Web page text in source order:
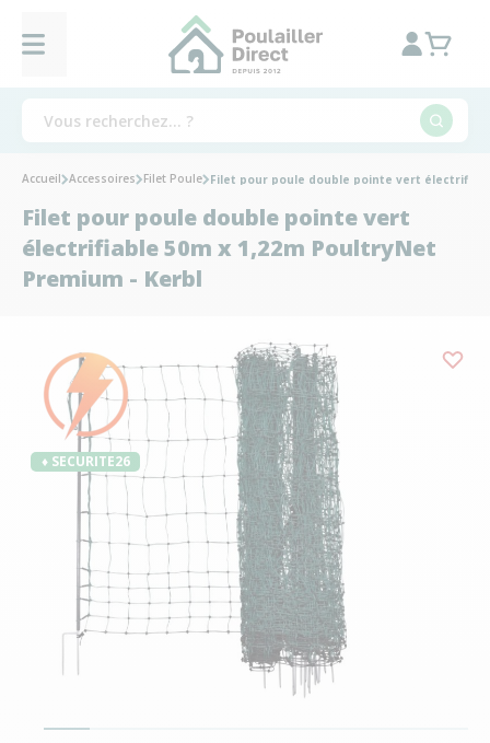
Accueil Accessoires Filet Poule Filet pour poule double pointe vert
Filet pour poule double pointe vert
électrifiable 50m x 1,22m PoultryNet
Premium - Kerbl
♦ SECURITE26